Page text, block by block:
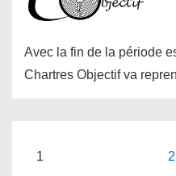
Avec la fin de la période
Chartres Objectif va
Pagination
1 2